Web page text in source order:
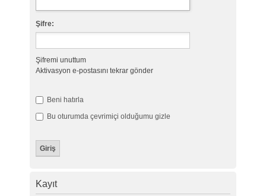
Şifre:
Şifremi unuttum
Aktivasyon e-postasını tekrar gönder
Beni hatırla
Bu oturumda çevrimiçi olduğumu gizle
Kayıt